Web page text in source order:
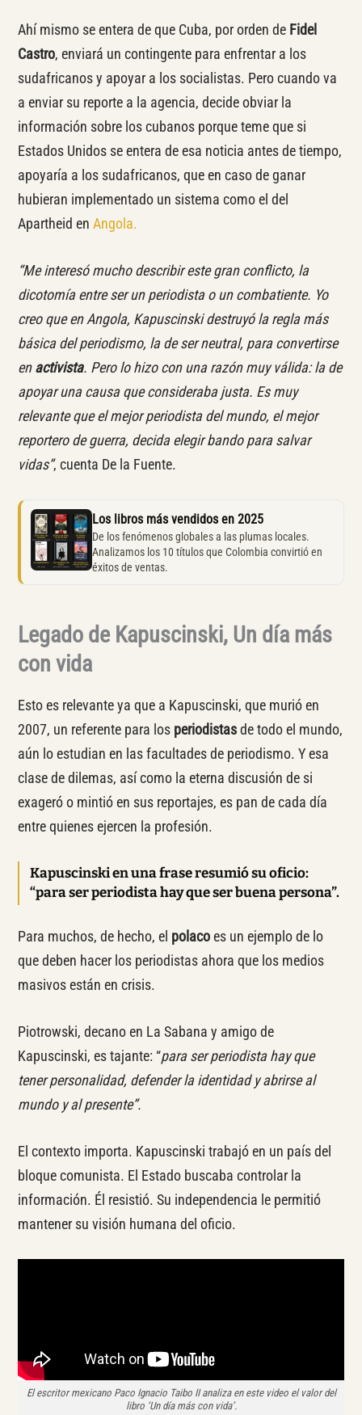
Ahí mismo se entera de que Cuba, por orden de Fidel
Castro, enviará un contingente para enfrentar a los
sudafricanos y apoyar a los socialistas. Pero cuando va
a enviar su reporte a la agencia, decide obviar la
información sobre los cubanos porque teme que si
Estados Unidos se entera de esa noticia antes de tiempo,
apoyaría a los sudafricanos, que en caso de ganar
hubieran implementado un sistema como el del
Apartheid en Angola.
“Me interesó mucho describir este gran conflicto, la
dicotomía entre ser un periodista o un combatiente. Yo
creo que en Angola, Kapuscinski destruyó la regla más
básica del periodismo, la de ser neutral, para convertirse
enactivista. Pero lo hizo con una razón muy válida: la de
apoyar una causa que consideraba justa. Es muy
relevante que el mejor periodista del mundo, el mejor
reportero de guerra, decida elegir bando para salvar
vidas”, cuenta De la Fuente.
Los libros más vendidos en 2025
De los fenómenos globales a las plumas locales.
Analizamos los 10 títulos que Colombia convirtió en
éxitos de ventas.
Legado de Kapuscinski, Un día más
con vida
Esto es relevante ya que a Kapuscinski, que murió en
2007, un referente para los periodistasde todo el mundo,
aún lo estudian en las facultades de periodismo. Y esa
clase de dilemas, así como la eterna discusión de si
exageró o mintió en sus reportajes, es pan de cada día
entre quienes ejercen la profesión.
Kapuscinski en una frase resumió su oficio:
“para ser periodista hay que ser buena persona”.
Para muchos, de hecho, el polacoes un ejemplo de lo
que deben hacer los periodistas ahora que los medios
masivos están en crisis.
Piotrowski, decano en La Sabana y amigo de
Kapuscinski, es tajante: “para ser periodista hay que
tener personalidad, defender la identidad y abrirse al
mundo y al presente”.
El contexto importa. Kapuscinski trabajó en un país del
bloque comunista. El Estado buscaba controlar la
información. Él resistió. Su independencia le permitió
mantener su visión humana del oficio.
El escritor mexicano Paco Ignacio Taibo II analiza en este video el valor del
libro ‘Un día más con vida’.